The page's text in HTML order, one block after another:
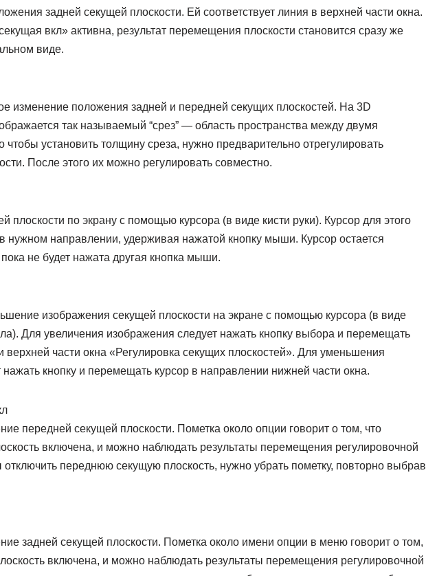
задней секущей плоскости. Ей соответствует линия в верхней части окна.
вкл» активна, результат перемещения плоскости становится сразу же
виде.
изменение положения задней и передней секущих плоскостей. На 3D
так называемый “срез” — область пространства между двумя
чтобы установить толщину среза, нужно предварительно отрегулировать
После этого их можно регулировать совместно.
плоскости по экрану с помощью курсора (в виде кисти руки). Курсор для этого
нужном направлении, удерживая нажатой кнопку мыши. Курсор остается
не будет нажата другая кнопка мыши.
изображения секущей плоскости на экране с помощью курсора (в виде
Для увеличения изображения следует нажать кнопку выбора и перемещать
верхней части окна «Регулировка секущих плоскостей». Для уменьшения
кнопку и перемещать курсор в направлении нижней части окна.
передней секущей плоскости. Пометка около опции говорит о том, что
включена, и можно наблюдать результаты перемещения регулировочной
переднюю секущую плоскость, нужно убрать пометку, повторно выбрав
задней секущей плоскости. Пометка около имени опции в меню говорит о том,
включена, и можно наблюдать результаты перемещения регулировочной